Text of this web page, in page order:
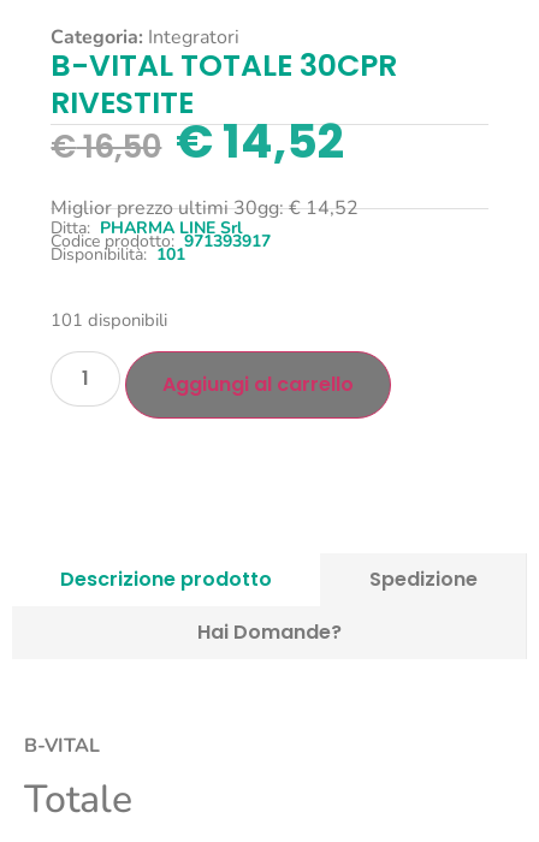
Categoria: Integratori
B-VITAL TOTALE 30CPR
RIVESTITE
€16,50 €14,52
Miglior prezzo ultimi 30gg:€14,52
Ditta: PHARMA LINE Srl
Codice prodotto: 971393917
Disponibilità: 101
101 disponibili
Aggiungi al carrello
Descrizione prodotto
Spedizione
Hai Domande?
B-VITAL
Totale